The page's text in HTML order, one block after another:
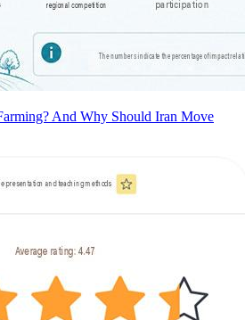
And Why Should Iran Move